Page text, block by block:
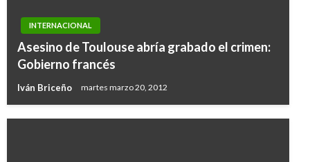
INTERNACIONAL
Asesino de Toulouse abría grabado el crimen:
Gobierno francés
Iván Briceño martes marzo 20, 2012